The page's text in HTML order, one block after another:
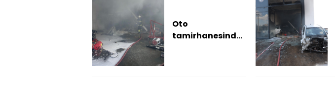
Oto
tamirhanesinde